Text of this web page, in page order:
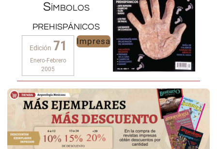
Símbolos
prehispánicos
Edición 71
Enero-Febrero
2005
Impresa